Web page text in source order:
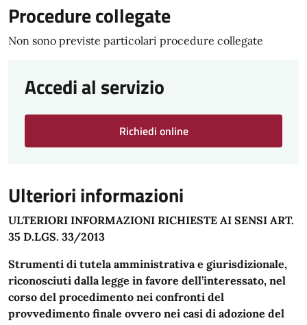
Procedure collegate
Non sono previste particolari procedure collegate
Accedi al servizio
Richiedi online
Ulteriori informazioni
ULTERIORI INFORMAZIONI RICHIESTE AI SENSI ART.
35 D.LGS. 33/2013
Strumenti di tutela amministrativa e giurisdizionale,
riconosciuti dalla legge in favore dell’interessato, nel
corso del procedimento nei confronti del
provvedimento finale ovvero nei casi di adozione del